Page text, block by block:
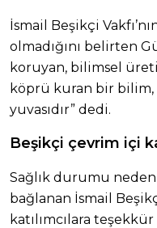
İsmail Beşikçi
olmadığını belirten
koruyan, bilimsel
köprü kuran bir
yuvasıdır” dedi.
Beşikçi çevrim içi
Sağlık durumu
bağlanan İsmail
katılımcılara